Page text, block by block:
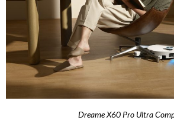
Dreame X60 Pro Ultra